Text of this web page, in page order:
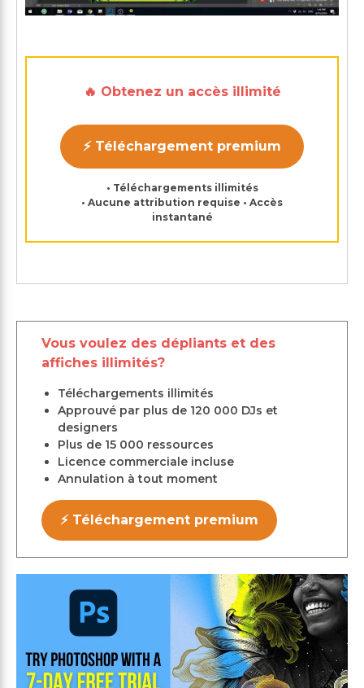
🔥 Obtenez un accès illimité
⚡ Téléchargement premium
• Téléchargements illimités
• Aucune attribution requise • Accès
instantané
Vous voulez des dépliants et des
affiches illimités?
Téléchargements illimités
Approuvé par plus de 120 000 DJs et
designers
Plus de 15 000 ressources
Licence commerciale incluse
Annulation à tout moment
⚡ Téléchargement premium